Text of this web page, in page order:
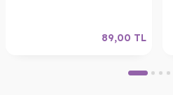
89,00 TL